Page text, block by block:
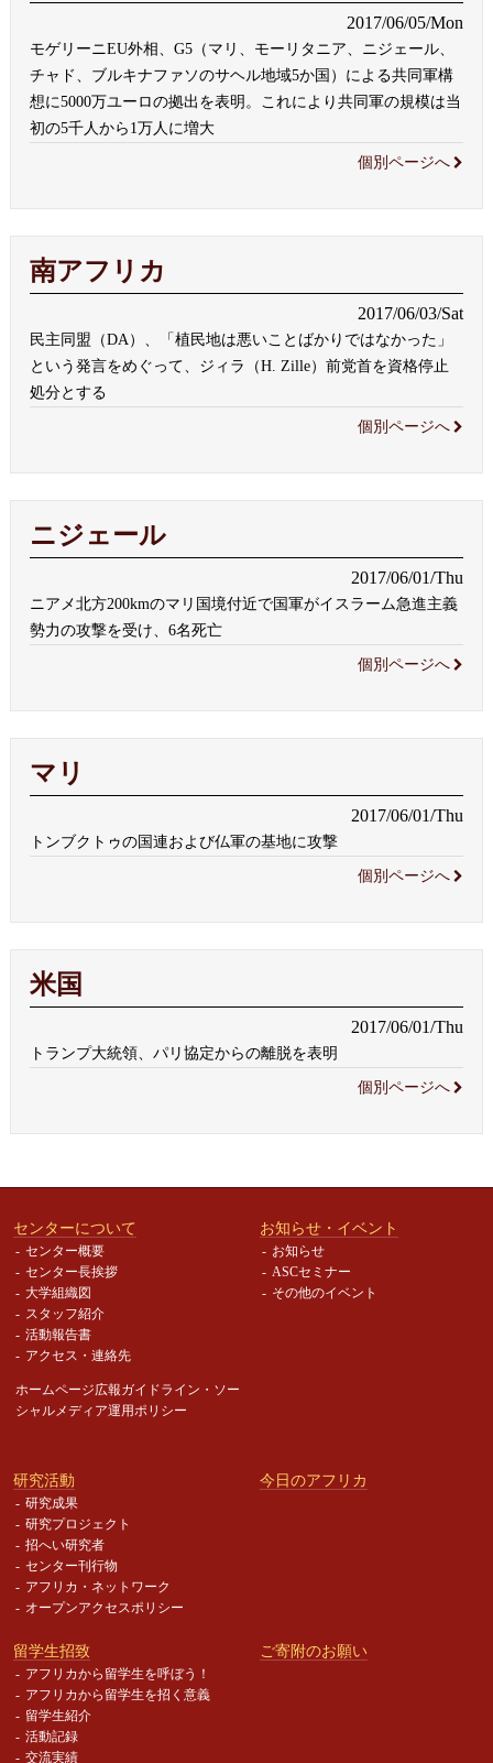
2017/06/05/Mon
モゲリーニEU外相、G5（マリ、モーリタニア、ニジェール、
チャド、ブルキナファソのサヘル地域5か国）による共同軍構
想に5000万ユーロの拠出を表明。これにより共同軍の規模は当
初の5千人から1万人に増大
個別ページへ
南アフリカ
2017/06/03/Sat
民主同盟（DA）、「植民地は悪いことばかりではなかった」
という発言をめぐって、ジィラ（H. Zille）前党首を資格停止
処分とする
個別ページへ
ニジェール
2017/06/01/Thu
ニアメ北方200kmのマリ国境付近で国軍がイスラーム急進主義
勢力の攻撃を受け、6名死亡
個別ページへ
マリ
2017/06/01/Thu
トンブクトゥの国連および仏軍の基地に攻撃
個別ページへ
米国
2017/06/01/Thu
トランプ大統領、パリ協定からの離脱を表明
個別ページへ
センターについて
センター概要
センター長挨拶
大学組織図
スタッフ紹介
活動報告書
アクセス・連絡先
ホームページ広報ガイドライン・ ソー
シャルメディア運用ポリシー
お知らせ・イベント
お知らせ
ASCセミナー
その他のイベント
研究活動
研究成果
研究プロジェクト
招へい研究者
センター刊行物
アフリカ・ネットワーク
オープンアクセスポリシー
今日のアフリカ
留学生招致
アフリカから留学生を呼ぼう！
アフリカから留学生を招く意義
留学生紹介
活動記録
交流実績
ご寄附のお願い